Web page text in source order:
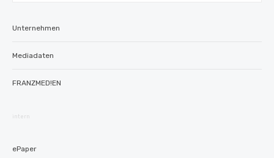
Unternehmen
Mediadaten
FRANZMED!EN
intern
ePaper